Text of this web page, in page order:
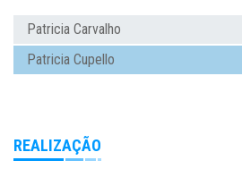
Patricia Carvalho
Patricia Cupello
REALIZAÇÃO